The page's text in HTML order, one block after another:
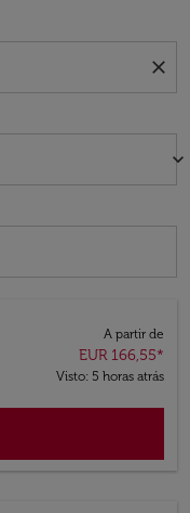
close
keyboard_arrow_down
A partir de
EUR 166,55*
Visto: 5 horas atrás